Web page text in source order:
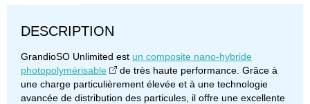
DESCRIPTION
GrandioSO Unlimited est un composite nano-hybride
photopolymérisable
de très haute performance. Grâce à
une charge particulièrement élevée et à une technologie
avancée de distribution des particules, il offre une excellente